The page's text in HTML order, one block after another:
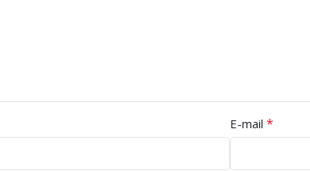
E-mail *